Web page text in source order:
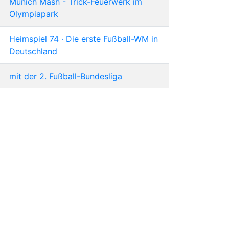
Olympiapark
Heimspiel 74 · Die erste Fußball-WM in
Deutschland
mit der 2. Fußball-Bundesliga